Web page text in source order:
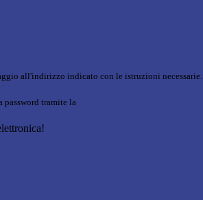
all'indirizzo indicato con le istruzioni necessarie.
password tramite la